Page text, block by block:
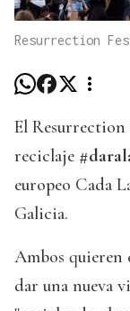
Resurrection
El Resurrection
reciclaje
europeo Cada
Galicia.
Ambos
dar una nueva